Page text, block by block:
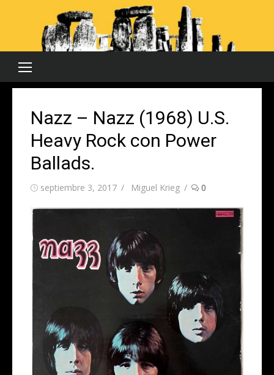
Nazz – Nazz (1968) U.S.
Heavy Rock con Power
Ballads.
Publicada
septiembre 3, 2017 Autor
Miguel Krieg 0